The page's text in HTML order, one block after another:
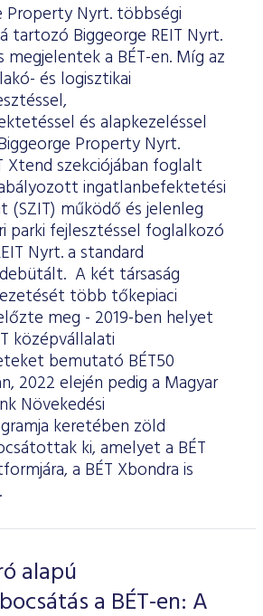
Property Nyrt. többségi
tartozó Biggeorge REIT Nyrt.
megjelentek a BÉT-en. Míg az
és logisztikai
és alapkezeléssel
Property Nyrt.
Xtend szekciójában foglalt
ingatlanbefektetési
(SZIT) működő és jelenleg
parki fejlesztéssel foglalkozó
Nyrt. a standard
A két társaság
több tőkepiaci
meg - 2019-ben helyet
középvállalati
bemutató BÉT50
2022 elején pedig a Magyar
Növekedési
keretében zöld
ki, amelyet a BÉT
a BÉT Xbondra is
alapú
a BÉT-en: A